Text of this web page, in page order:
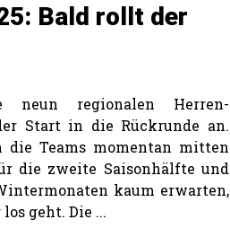
Bald rollt der
neun regionalen Herren-
Start in die Rückrunde an.
die Teams momentan mitten
die zweite Saisonhälfte und
kaum erwarten,
geht. Die ...